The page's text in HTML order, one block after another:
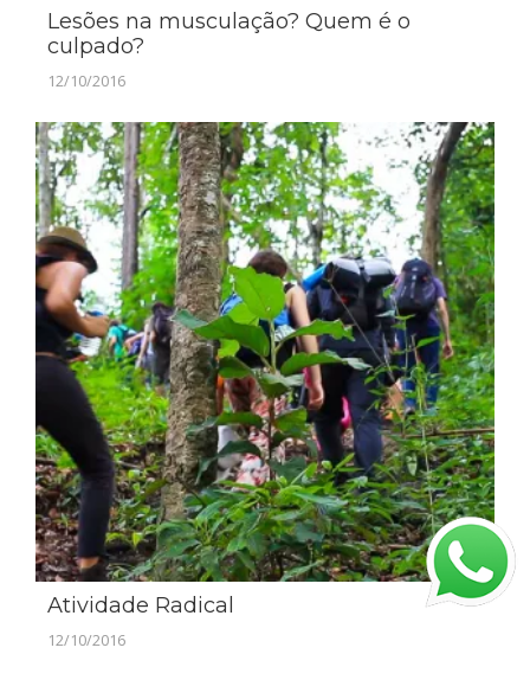
Lesões na musculação? Quem é o
culpado?
12/10/2016
Atividade Radical
12/10/2016